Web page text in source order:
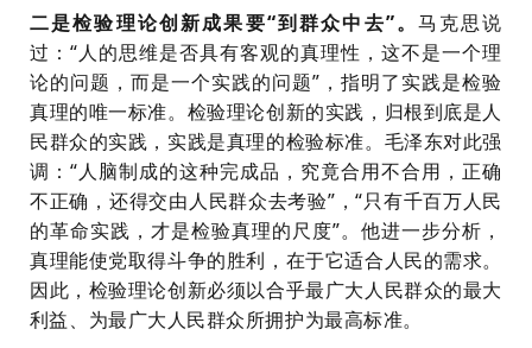
二是检验理论创新成果要“到群众中去”。 马克思说
过：“人的思维是否具有客观的真理性，这不是一个理
论的问题，而是一个实践的问题”，指明了实践是检验
真理的唯一标准。检验理论创新的实践，归根到底是人
民群众的实践，实践是真理的检验标准。毛泽东对此强
调：“人脑制成的这种完成品，究竟合用不合用，正确
不正确，还得交由人民群众去考验”，“只有千百万人民
的革命实践，才是检验真理的尺度”。他进一步分析，
真理能使党取得斗争的胜利，在于它适合人民的需求。
因此，检验理论创新必须以合乎最广大人民群众的最大
利益、为最广大人民群众所拥护为最高标准。